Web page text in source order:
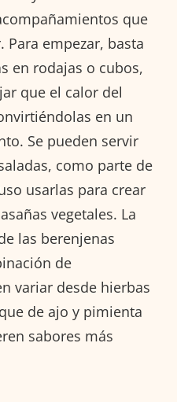
que
Para empezar, basta
en rodajas o cubos,
que el calor del
en un
Se pueden servir
como parte de
usarlas para crear
vegetales. La
las berenjenas
de
variar desde hierbas
de ajo y pimienta
sabores más